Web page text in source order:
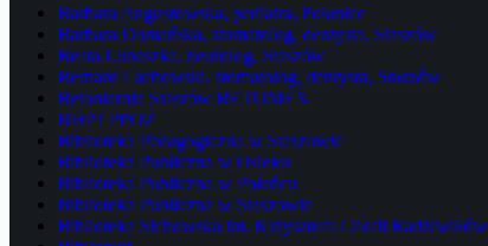
Barbara Augustowska, pediatra, Połaniec
Barbara Domańska, stomatolog, dentysta, Staszów
Beata Lubaszka, neurolog, Staszów
Bernard Lachowski, stomatolog, dentysta, Staszów
Betoniarnia Staszów BETOMEX
BHP i PPOŻ
Biblioteka Pedagogiczna w Staszowie
Biblioteka Publiczna w Osieku
Biblioteka Publiczna w Połańcu
Biblioteka Publiczna w Staszowie
Biblioteka Sichowska im. Krzysztofa i Zofii Radziwiłłów